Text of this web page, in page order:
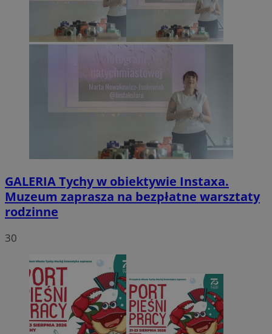
GALERIATychy w obiektywie Instaxa.
Muzeum zaprasza na bezpłatne warsztaty
rodzinne
30